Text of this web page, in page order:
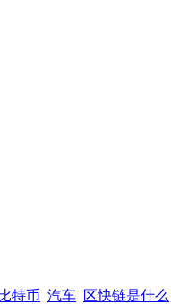
比特币 汽车 区快链是什么